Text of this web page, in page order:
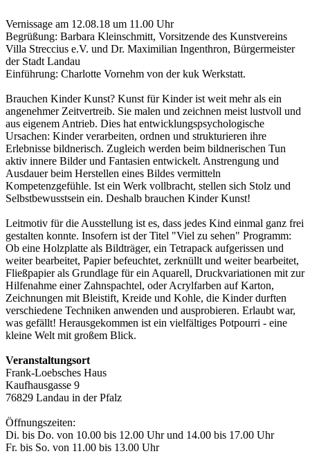
Vernissage am 12.08.18 um 11.00 Uhr
Begrüßung: Barbara Kleinschmitt, Vorsitzende des Kunstvereins
Villa Streccius e.V. und Dr. Maximilian Ingenthron, Bürgermeister
der Stadt Landau
Einführung: Charlotte Vornehm von der kuk Werkstatt.
Brauchen Kinder Kunst? Kunst für Kinder ist weit mehr als ein
angenehmer Zeitvertreib. Sie malen und zeichnen meist lustvoll und
aus eigenem Antrieb. Dies hat entwicklungspsychologische
Ursachen: Kinder verarbeiten, ordnen und strukturieren ihre
Erlebnisse bildnerisch. Zugleich werden beim bildnerischen Tun
aktiv innere Bilder und Fantasien entwickelt. Anstrengung und
Ausdauer beim Herstellen eines Bildes vermitteln
Kompetenzgefühle. Ist ein Werk vollbracht, stellen sich Stolz und
Selbstbewusstsein ein. Deshalb brauchen Kinder Kunst!
Leitmotiv für die Ausstellung ist es, dass jedes Kind einmal ganz frei
gestalten konnte. Insofern ist der Titel "Viel zu sehen" Programm:
Ob eine Holzplatte als Bildträger, ein Tetrapack aufgerissen und
weiter bearbeitet, Papier befeuchtet, zerknüllt und weiter bearbeitet,
Fließpapier als Grundlage für ein Aquarell, Druckvariationen mit zur
Hilfenahme einer Zahnspachtel, oder Acrylfarben auf Karton,
Zeichnungen mit Bleistift, Kreide und Kohle, die Kinder durften
verschiedene Techniken anwenden und ausprobieren. Erlaubt war,
was gefällt! Herausgekommen ist ein vielfältiges Potpourri - eine
kleine Welt mit großem Blick.
Veranstaltungsort
Frank-Loebsches Haus
Kaufhausgasse 9
76829 Landau in der Pfalz
Öffnungszeiten:
Di. bis Do. von 10.00 bis 12.00 Uhr und 14.00 bis 17.00 Uhr
Fr. bis So. von 11.00 bis 13.00 Uhr